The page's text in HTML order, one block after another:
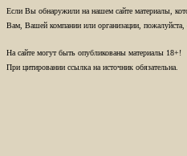
Если Вы обнаружили на нашем сайте материалы,
Вам, Вашей компании или организации, пожалуйста,
На сайте могут быть опубликованы материалы 18+!
При цитировании ссылка на источник обязательна.